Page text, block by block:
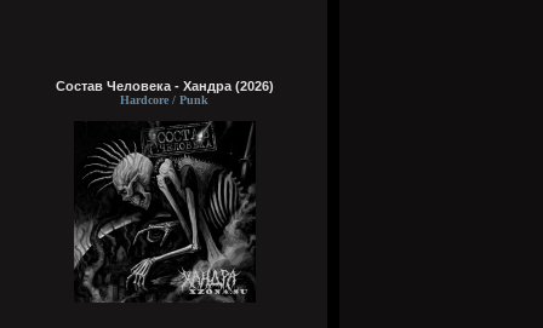
Состав Человека - Хандра (2026)
Hardcore / Punk